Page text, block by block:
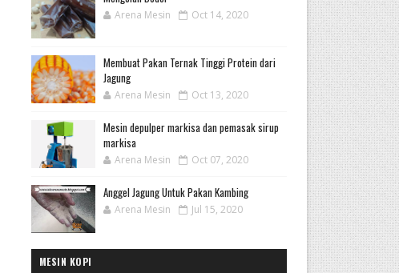
Arena Mesin Oct 14, 2020
Membuat Pakan Ternak Tinggi Protein dari
Jagung
Arena Mesin Oct 13, 2020
Mesin depulper markisa dan pemasak sirup
markisa
Arena Mesin Oct 07, 2020
Anggel Jagung Untuk Pakan Kambing
Arena Mesin Jul 15, 2020
MESIN KOPI